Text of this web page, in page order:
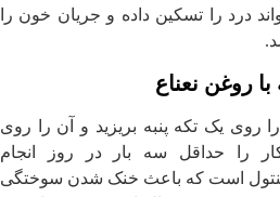
درد را تسکین داده و جریان خون را
روغن نعناع
روی یک تکه پنبه بریزید و آن را روی
را حداقل سه بار در روز انجام
منتول است که باعث خنک شدن سوختگی